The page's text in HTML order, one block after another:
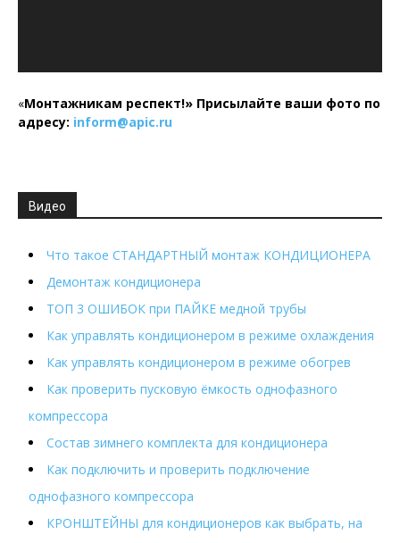
«Монтажникам респект!» Присылайте ваши фото по
адресу: inform@apic.ru
Видео
Что такое СТАНДАРТНЫЙ монтаж КОНДИЦИОНЕРА
Демонтаж кондиционера
ТОП 3 ОШИБОК при ПАЙКЕ медной трубы
Как управлять кондиционером в режиме охлаждения
Как управлять кондиционером в режиме обогрев
Как проверить пусковую ёмкость однофазного
компрессора
Состав зимнего комплекта для кондиционера
Как подключить и проверить подключение
однофазного компрессора
КРОНШТЕЙНЫ для кондиционеров как выбрать, на